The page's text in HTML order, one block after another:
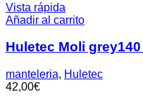
Vista rápida
Añadir al carrito
Huletec Moli
manteleria, Huletec
42,00€